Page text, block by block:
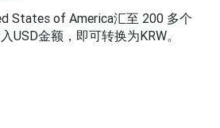
States of America汇至 200 多个
USD金额，即可转换为KRW。